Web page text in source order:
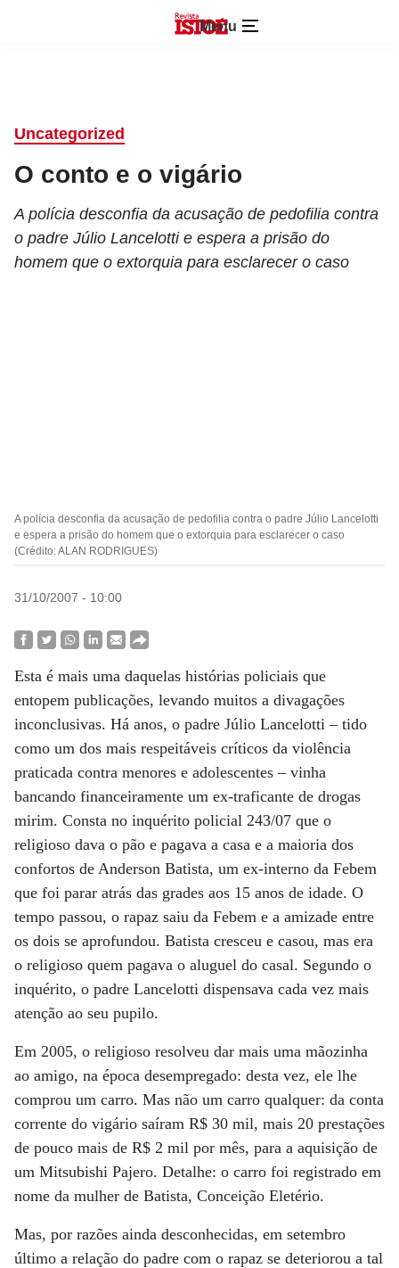
Menu
Uncategorized
O conto e o vigário
A polícia desconfia da acusação de pedofilia contra
o padre Júlio Lancelotti e espera a prisão do
homem que o extorquia para esclarecer o caso
A polícia desconfia da acusação de pedofilia contra o padre Júlio Lancelotti
e espera a prisão do homem que o extorquia para esclarecer o caso
(Crédito: ALAN RODRIGUES)
31/10/2007 - 10:00
Esta é mais uma daquelas histórias policiais que
entopem publicações, levando muitos a divagações
inconclusivas. Há anos, o padre Júlio Lancelotti – tido
como um dos mais respeitáveis críticos da violência
praticada contra menores e adolescentes – vinha
bancando financeiramente um ex-traficante de drogas
mirim. Consta no inquérito policial 243/07 que o
religioso dava o pão e pagava a casa e a maioria dos
confortos de Anderson Batista, um ex-interno da Febem
que foi parar atrás das grades aos 15 anos de idade. O
tempo passou, o rapaz saiu da Febem e a amizade entre
os dois se aprofundou. Batista cresceu e casou, mas era
o religioso quem pagava o aluguel do casal. Segundo o
inquérito, o padre Lancelotti dispensava cada vez mais
atenção ao seu pupilo.
Em 2005, o religioso resolveu dar mais uma mãozinha
ao amigo, na época desempregado: desta vez, ele lhe
comprou um carro. Mas não um carro qualquer: da conta
corrente do vigário saíram R$ 30 mil, mais 20 prestações
de pouco mais de R$ 2 mil por mês, para a aquisição de
um Mitsubishi Pajero. Detalhe: o carro foi registrado em
nome da mulher de Batista, Conceição Eletério.
Mas, por razões ainda desconhecidas, em setembro
último a relação do padre com o rapaz se deteriorou a tal